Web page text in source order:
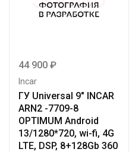
44 900 ₽
Incar
ГУ Universal 9″ INCAR
ARN2 -7709-8
OPTIMUM Android
13/1280*720, wi-fi, 4G
LTE, DSP, 8+128Gb 360